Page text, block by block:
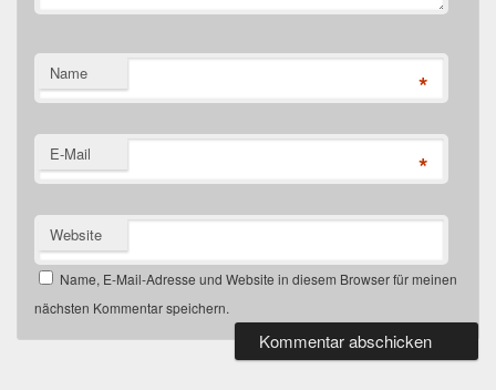
Name *
E-Mail *
Website
Name, E-Mail-Adresse und Website in diesem Browser für meinen
nächsten Kommentar speichern.